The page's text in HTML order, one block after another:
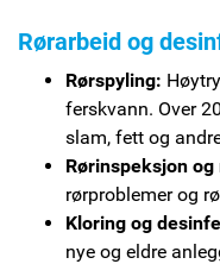
Rørarbeid og
Rørspyling:
ferskvann. Over
slam, fett og
Rørinspeksjon
rørproblemer og
Kloring og
nye og eldre